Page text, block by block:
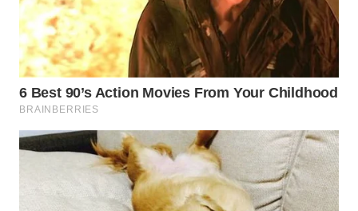
WN
LANGKAT
WN
SELATAN
WN